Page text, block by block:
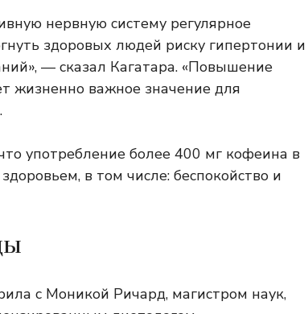
нервную систему регулярное
здоровых людей риску гипертонии и
— сказал Кагатара. «Повышение
жизненно важное значение для
употребление более 400 мг кофеина в
в том числе: беспокойство и
с Моникой Ричард, магистром наук,